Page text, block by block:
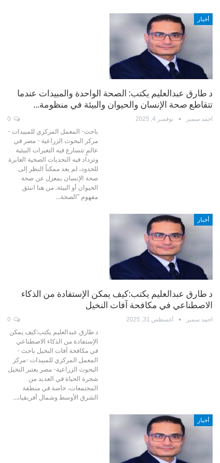
أخبار
د طارق عبدالعليم يكتب: الصحة الواحدة والمبيدات عندما
تتقاطع صحة الإنسان والحيوان والبيئة في منظومة…
احمد سمير نوفمبر 4, 2025
باحث- المعمل المركزي للمبيدات -
مركز البحوث الزراعية - مصر في
عالمٍ تتسارع فيه التغيرات البيئية
وتزداد فيه التحديات الصحية العابرة
للحدود، لم يعد ممكناً النظر إلى
صحة الإنسان بمعزل عن صحة
الحيوان أو البيئة. من هنا انبثق
مفهوم "الصحة…
أخبار
د طارق عبدالعليم يكتب:كيف يمكن الإستفادة من الذكاء
الاصطناعي في مكافحة آفات النخيل
احمد سمير أغسطس 31, 2025
د طارق عبدالعليم يكتب:كيف يمكن
الإستفادة من الذكاء الاصطناعي
في مكافحة آفات النخيل باحث -
المعمل المركزي للمبيدات -مركز
البحوث الزراعية- مصر يعتبر النخيل
شجرة الحياة في العديد من
المجتمعات، خاصة في منطقة
الشرق الأوسط وشمال أفريقيا،…
أخبار